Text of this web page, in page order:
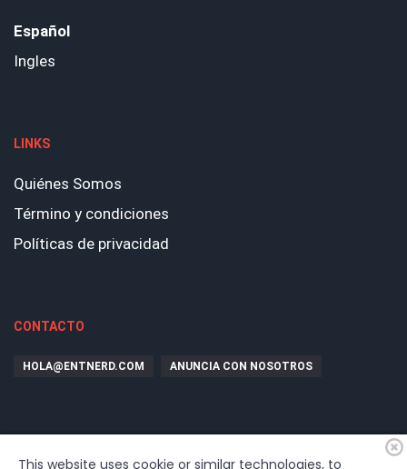
Español
Ingles
LINKS
Quiénes Somos
Término y condiciones
Políticas de privacidad
CONTACTO
HOLA@ENTNERD.COM ANUNCIA CON NOSOTROS
This website uses cookie or similar technologies, to